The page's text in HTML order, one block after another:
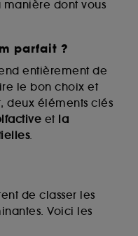
manière dont vous
parfait ?
entièrement de
le bon choix et
deux éléments clés
et la
.
de classer les
Voici les
le dépôt et la
accord. Vous
le dépôt
"personnaliser mes
"tout accepter".
de
pour les
activité en ligne
pouvez à tout
Si vous
sur les cookies